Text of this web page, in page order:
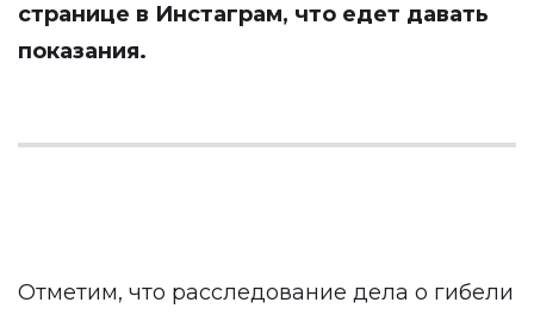
странице в Инстаграм, что едет давать
показания.
Отметим, что расследование дела о гибели